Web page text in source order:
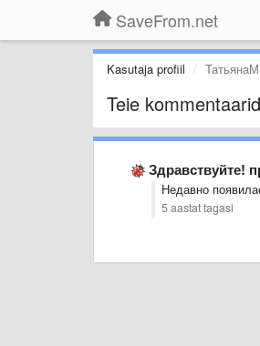
SaveFrom.net
Kasutaja profiil ТатьянаМ
Teie kommentaarid
Здравствуйте!
Недавно
5 aastat tagasi